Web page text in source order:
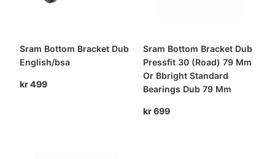
Sram Bottom Bracket Dub
English/bsa
kr499
Sram Bottom Bracket Dub
Pressfit 30 (Road) 79 Mm
Or Bbright Standard
Bearings Dub 79 Mm
kr699